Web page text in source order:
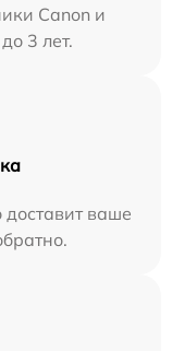
Canon и
3 лет.
ваше